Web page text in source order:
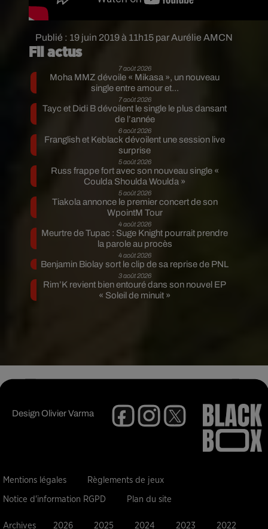
Publié : 19 juin 2019 à 11h15 par Aurélie AMCN
Fil actus
7 août 2026
Moha MMZ dévoile « Mikasa », un nouveau
single entre amour et...
7 août 2026
Tayc et Didi B dévoilent le single le plus dansant
de l’année
6 août 2026
Franglish et Keblack dévoilent une session live
surprise
5 août 2026
Russ frappe fort avec son nouveau single «
Coulda Shoulda Woulda »
5 août 2026
Tiakola annonce le premier concert de son
WpointM Tour
4 août 2026
Meurtre de Tupac : Suge Knight pourrait prendre
la parole au procès
4 août 2026
Benjamin Biolay sort le clip de sa reprise de PNL
3 août 2026
Rim’K revient bien entouré dans son nouvel EP
« Soleil de minuit »
DesignOlivier Varma
Mentions légales Règlements de jeux
Notice d'information RGPD Plan du site
Archives 2026 2025 2024 2023 2022